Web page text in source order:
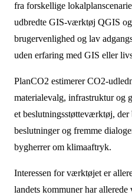
fra forskellige
udbredte GIS-værktøj QGIS
brugervenlighed og lav
uden erfaring med GIS eller
PlanCO2 estimerer CO2-
materialevalg, infrastruktur og
et beslutningsstøtteværktøj,
beslutninger og fremme
bygherrer om klimaaftryk.
Interessen for værktøjet er
landets kommuner har